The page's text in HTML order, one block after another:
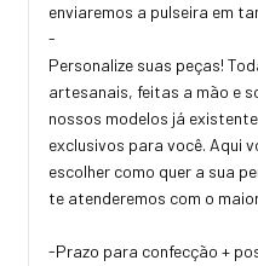
enviaremos a pulseira em
-
Personalize suas peças!
artesanais, feitas a mão e
nossos modelos já
exclusivos para você. Aqui
escolher como quer a sua
te atenderemos com o
-Prazo para confecção +